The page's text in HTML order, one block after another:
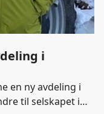
i
en ny avdeling i
til selskapet i